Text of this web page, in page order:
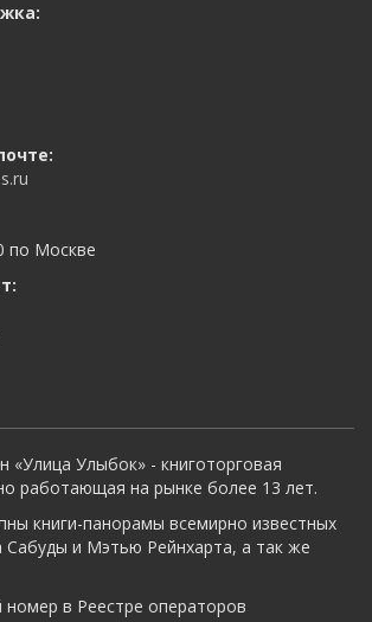
по Москве
«Улица Улыбок» - книготорговая
работающая на рынке более 13 лет.
книги-панорамы всемирно известных
Сабуды и Мэтью Рейнхарта, а так же
номер в Реестре операторов